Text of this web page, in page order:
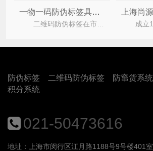
一物一码防伪标签具有哪些优点？
防伪标签 二维码防伪标签 防窜货系统
积分系统
021-50473616
地址：上海市闵行区江月路1188号9号楼401室